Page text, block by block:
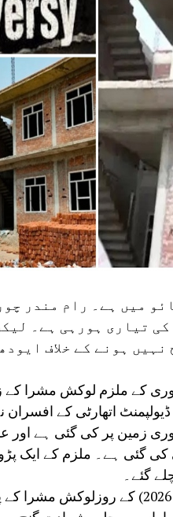
میں ہے۔ رام مندر
تیاری ہورہی ہے۔
ہونے کے خلاف
چوری کے ملزم لوکش مشرا
اتھارٹی کے افسران
زمین پر کی گئی ہے اور
گئی ہے۔ ملزم کے ایک
گئے۔
دوسری جانب، پولیس نے بدھ (یکم جولائی،